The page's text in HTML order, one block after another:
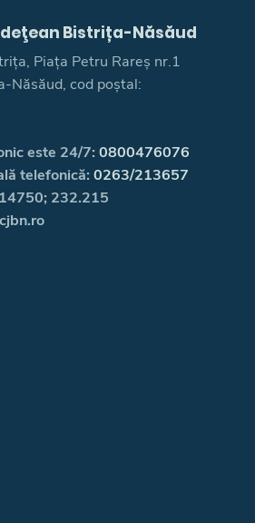
Bistrița-Năsăud
Piața Petru Rareș nr.1
Năsăud, cod poștal:
este 24/7: 0800476076
telefonică: 0263/213657
232.215